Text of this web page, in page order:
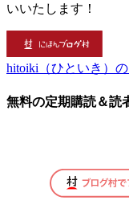
いいたします！
hitoiki（ひといき）
無料の定期購読＆読